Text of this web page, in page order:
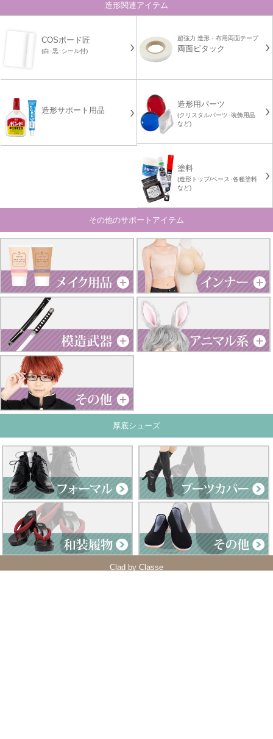
造形関連アイテム
COSボード匠
(白･黒･シール付)
超強力 造形・布用両面テープ
両面ピタック
造形サポート用品
造形用パーツ
(クリスタルパーツ･装飾用品
など)
塗料
(造形トップ/ベース･各種塗料
など)
その他のサポートアイテム
厚底シューズ
Clad by Classe